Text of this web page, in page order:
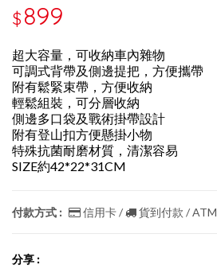
$899
超大容量，可收納車內雜物
可調式背帶及側邊提把，方便攜帶
附有鬆緊束帶，方便收納
輕鬆組裝，可分層收納
側邊多口袋及戰術掛帶設計
附有登山扣方便懸掛小物
特殊抗菌耐磨材質，清潔容易
SIZE約42*22*31CM
付款方式 : 信用卡 / 貨到付款 / ATM
分享 :